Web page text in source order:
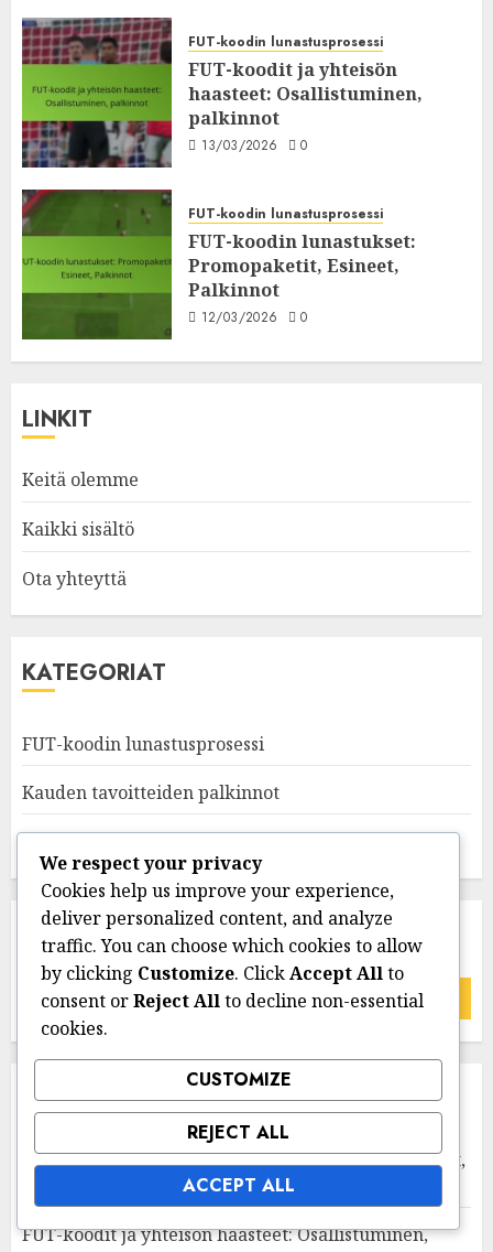
FUT-koodin lunastusprosessi
FUT-koodit ja yhteisön
haasteet: Osallistuminen,
palkinnot
13/03/2026 0
FUT-koodin lunastusprosessi
FUT-koodin lunastukset:
Promopaketit, Esineet,
Palkinnot
12/03/2026 0
LINKIT
Keitä olemme
Kaikki sisältö
Ota yhteyttä
KATEGORIAT
FUT-koodin lunastusprosessi
Kauden tavoitteiden palkinnot
Twitch Drops ja Esports-palkinnot
HAKU
Search
UUSIMMAT JULKAISUT
Twitch Dropsien lunastaminen eri alustoilla: Oppaat,
FUT-koodit ja yhteisön haasteet: Osallistuminen,
We respect your privacy
Cookies help us improve your experience,
deliver personalized content, and analyze
traffic. You can choose which cookies to allow
by clicking Customize. ClickAccept Allto
consent orReject Allto decline non-essential
cookies.
CUSTOMIZE
REJECT ALL
ACCEPT ALL